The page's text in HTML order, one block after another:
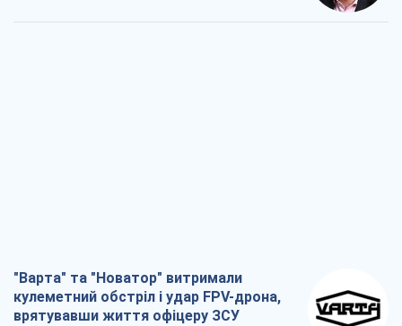
"Варта" та "Новатор" витримали
кулеметний обстріл і удар FPV-дрона,
врятувавши життя офіцеру ЗСУ